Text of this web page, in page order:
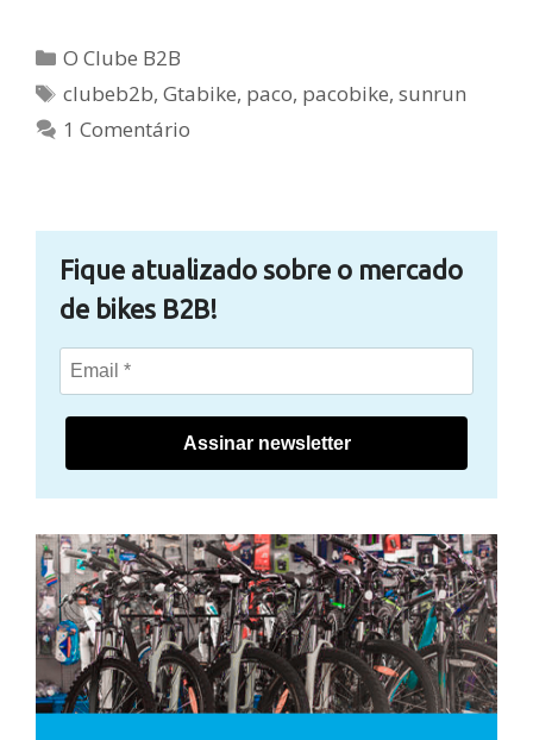
Categorias
O Clube B2B
Tags
clubeb2b,Gtabike, paco, pacobike,sunrun
1 Comentário
Fique atualizado sobre o mercado
de bikes B2B!
Assinar newsletter